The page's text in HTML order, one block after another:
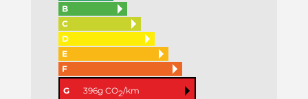
B
C
D
E
F
G 396g CO2/km